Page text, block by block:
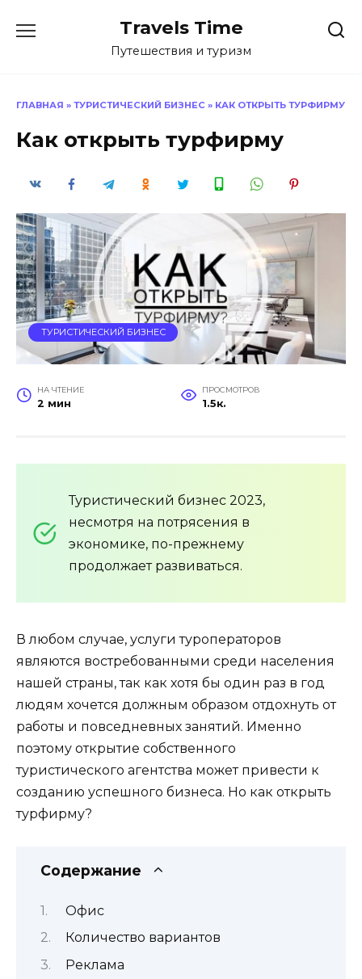
Travels Time
Путешествия и туризм
ГЛАВНАЯ » ТУРИСТИЧЕСКИЙ БИЗНЕС » КАК ОТКРЫТЬ ТУРФИРМУ
Как открыть турфирму
ТУРИСТИЧЕСКИЙ БИЗНЕС
НА ЧТЕНИЕ
2 мин
ПРОСМОТРОВ
1.5к.
Туристический бизнес 2023,
несмотря на потрясения в
экономике, по-прежнему
продолжает развиваться.
В любом случае, услуги туроператоров
являются востребованными среди населения
нашей страны, так как хотя бы один раз в год
людям хочется должным образом отдохнуть от
работы и повседневных занятий. Именно
поэтому открытие собственного
туристического агентства может привести к
созданию успешного бизнеса. Но как открыть
турфирму?
Содержание
Офис
Количество вариантов
Реклама